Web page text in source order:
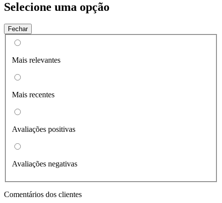
Selecione uma opção
Fechar
Mais relevantes
Mais recentes
Avaliações positivas
Avaliações negativas
Comentários dos clientes